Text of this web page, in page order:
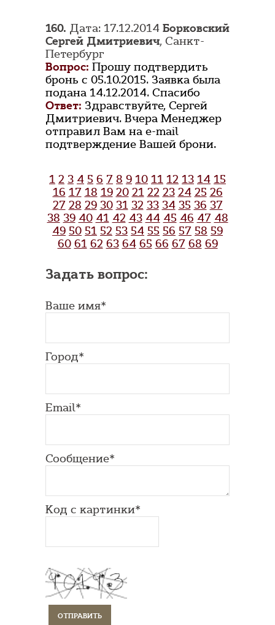
160. Дата: 17.12.2014 Борковский
Сергей Дмитриевич, Санкт-
Петербург
Вопрос: Прошу подтвердить
бронь с 05.10.2015. Заявка была
подана 14.12.2014. Спасибо
Ответ: Здравствуйте, Сергей
Дмитриевич. Вчера Менеджер
отправил Вам на e-mail
подтверждение Вашей брони.
1 2 3 4 5 6 7 8 9 10 11 12 13 14 15
16 17 18 19 20 21 22 23 24 25 26
27 28 29 30 31 32 33 34 35 36 37
38 39 40 41 42 43 44 45 46 47 48
49 50 51 52 53 54 55 56 57 58 59
60 61 62 63 64 65 66 67 68 69
Задать вопрос:
Ваше имя*
Город*
Email*
Сообщение*
Код с картинки*